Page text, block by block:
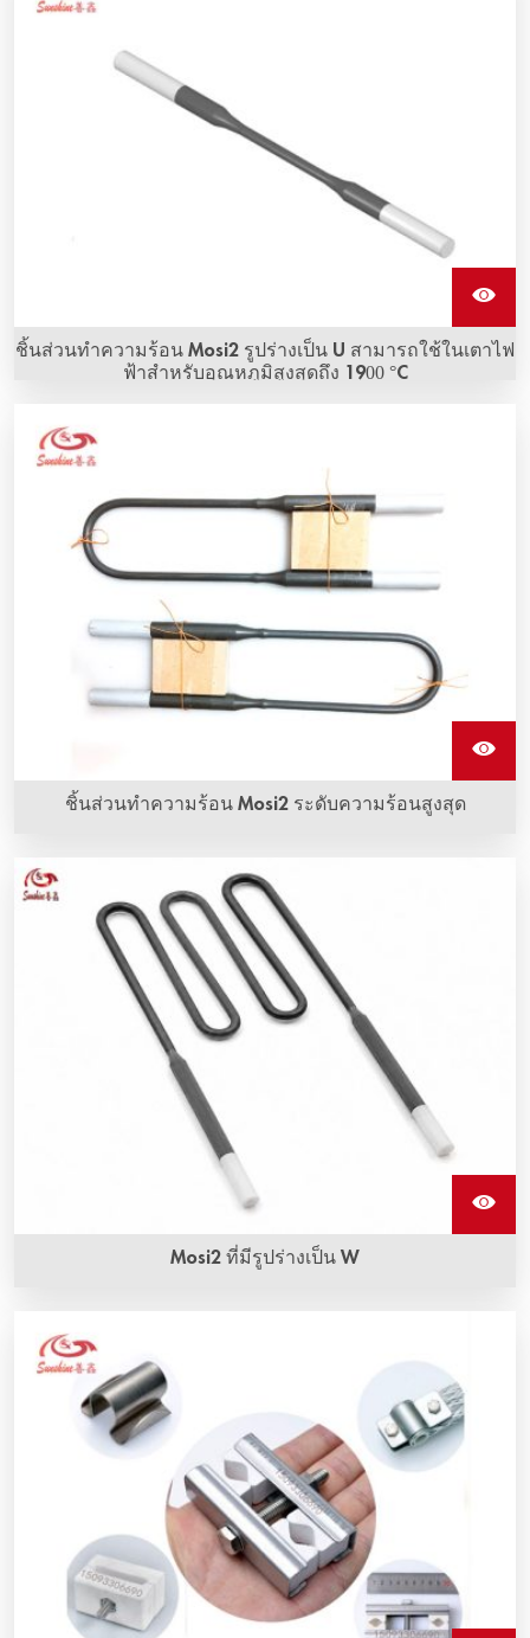
ชิ้นส่วนทำความร้อน Mosi2 รูปร่างเป็น U สามารถใช้ในเตาไฟ
ฟ้าสำหรับอุณหภูมิสูงสุดถึง 1900 °C
ชิ้นส่วนทำความร้อน Mosi2 ระดับความร้อนสูงสุด
Mosi2 ที่มีรูปร่างเป็น W
ร้อนโมลิบดีนไดซิไลไซด์ (Mosi2) ที่เรียกว่า W shape สามารถ
ทนต่อการออกซิเดชันที่อุณหภูมิสูงมาก